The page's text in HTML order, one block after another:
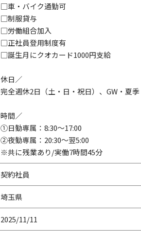
□車・バイク通勤可
□制服貸与
□労働組合加入
□正社員登用制度有
□誕生月にクオカード1000円支給
休日／
完全週休2日（土・日・祝日）、GW・夏
時間／
①日勤専属：8:30～17:00
②夜勤専属：20:30～翌5:00
※共に残業あり/実働7時間45分
契約社員
埼玉県
2025/11/11